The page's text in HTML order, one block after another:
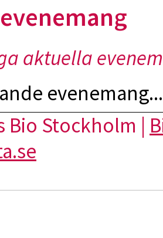
aktuella
evenemang...
Bio Stockholm |